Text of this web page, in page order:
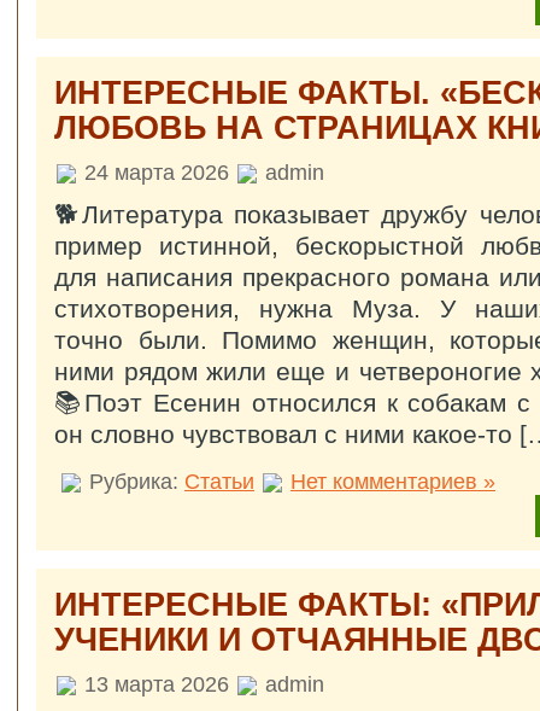
ИНТЕРЕСНЫЕ ФАКТЫ.
ЛЮБОВЬ НА СТРАНИЦАХ
24 марта 2026 admin
🐕Литература показывает дружбу
пример истинной, бескорыстной
для написания прекрасного романа
стихотворения, нужна Муза. У
точно были. Помимо женщин,
ними рядом жили еще и четвероногие
📚Поэт Есенин относился к собакам
он словно чувствовал с ними какое-то
Рубрика: Статьи Нет комментариев »
ИНТЕРЕСНЫЕ ФАКТЫ:
УЧЕНИКИ И ОТЧАЯННЫЕ
13 марта 2026 admin